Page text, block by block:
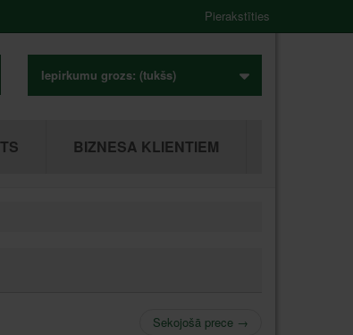
Pierakstīties
Iepirkumu grozs: (tukšs)
BIZNESA KLIENTIEM
Sekojošā prece →